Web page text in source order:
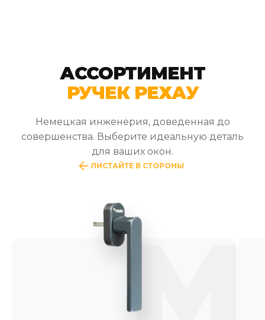
АССОРТИМЕНТ
РУЧЕК РЕХАУ
Немецкая инженерия, доведенная до
совершенства. Выберите идеальную деталь
для ваших окон.
ЛИСТАЙТЕ В СТОРОНЫ